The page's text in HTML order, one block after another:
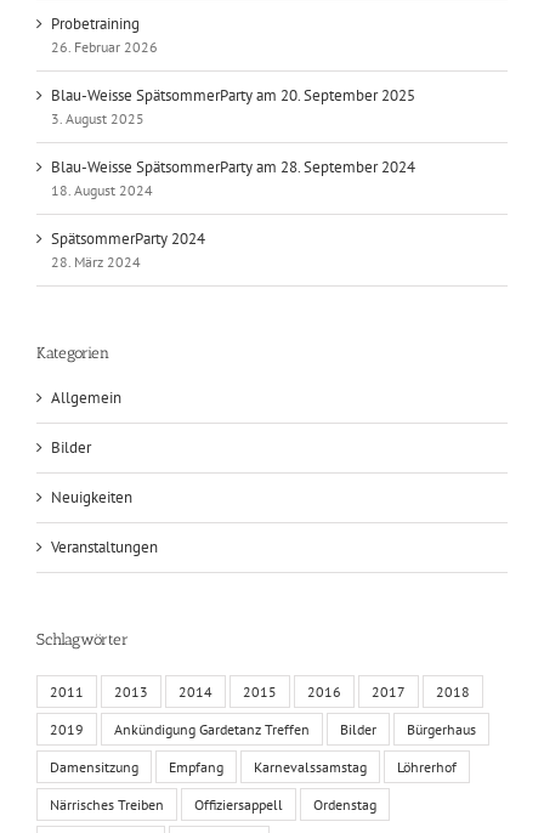
Probetraining
26. Februar 2026
Blau-Weisse SpätsommerParty am 20. September 2025
3. August 2025
Blau-Weisse SpätsommerParty am 28. September 2024
18. August 2024
SpätsommerParty 2024
28. März 2024
Kategorien
Allgemein
Bilder
Neuigkeiten
Veranstaltungen
Schlagwörter
2011 2013 2014 2015 2016 2017 2018
2019 Ankündigung Gardetanz Treffen Bilder Bürgerhaus
Damensitzung Empfang Karnevalssamstag Löhrerhof
Närrisches Treiben Offiziersappell Ordenstag